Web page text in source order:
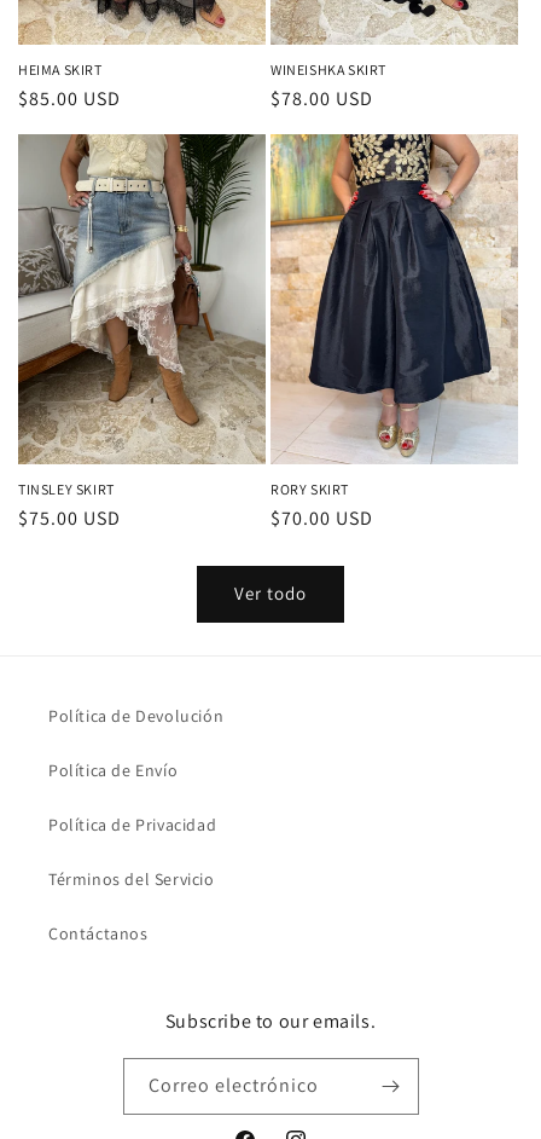
HEIMA SKIRT
Precio
$85.00 USD
WINEISHKA SKIRT
Precio
$78.00 USD
TINSLEY SKIRT
Precio
$75.00 USD
RORY SKIRT
Precio
$70.00 USD
Ver todo
Política de Devolución
Política de Envío
Política de Privacidad
Términos del Servicio
Contáctanos
Subscribe to our emails.
Correo electrónico